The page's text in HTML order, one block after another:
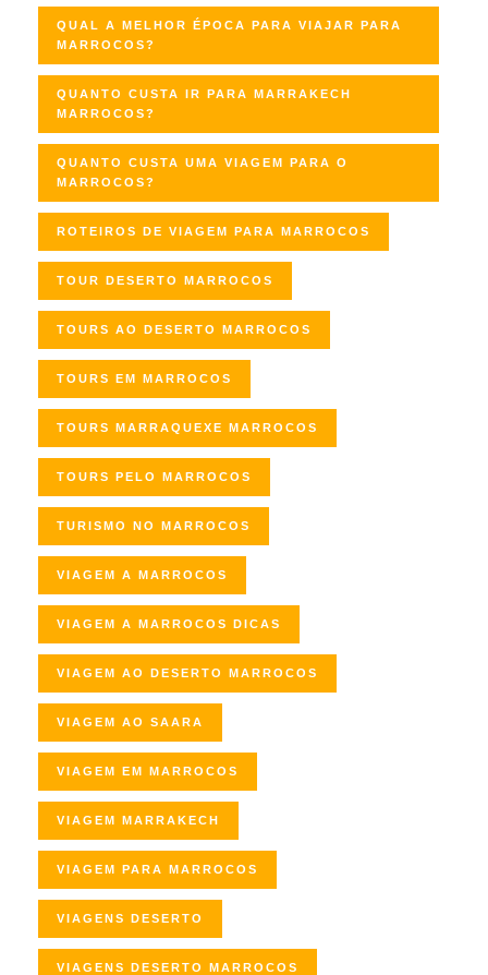
QUAL A MELHOR ÉPOCA PARA VIAJAR PARA
MARROCOS?
QUANTO CUSTA IR PARA MARRAKECH
MARROCOS?
QUANTO CUSTA UMA VIAGEM PARA O
MARROCOS?
ROTEIROS DE VIAGEM PARA MARROCOS
TOUR DESERTO MARROCOS
TOURS AO DESERTO MARROCOS
TOURS EM MARROCOS
TOURS MARRAQUEXE MARROCOS
TOURS PELO MARROCOS
TURISMO NO MARROCOS
VIAGEM A MARROCOS
VIAGEM A MARROCOS DICAS
VIAGEM AO DESERTO MARROCOS
VIAGEM AO SAARA
VIAGEM EM MARROCOS
VIAGEM MARRAKECH
VIAGEM PARA MARROCOS
VIAGENS DESERTO
VIAGENS DESERTO MARROCOS